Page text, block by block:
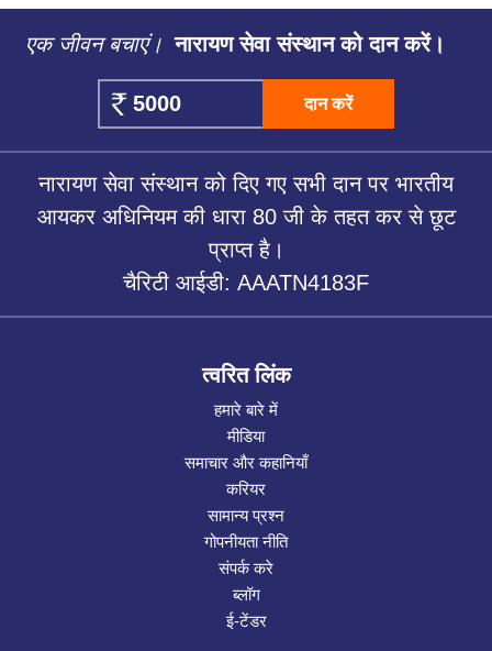
एक जीवन बचाएं। नारायण सेवा संस्थान को दान करें।
दान करें
नारायण सेवा संस्थान को दिए गए सभी दान पर भारतीय
आयकर अधिनियम की धारा 80 जी के तहत कर से छूट
प्राप्त है।
चैरिटी आईडी: AAATN4183F
त्वरित लिंक
हमारे बारे में
मीडिया
समाचार और कहानियाँ
करियर
सामान्य प्रश्न
गोपनीयता नीति
संपर्क करे
ब्लॉग
ई-टेंडर